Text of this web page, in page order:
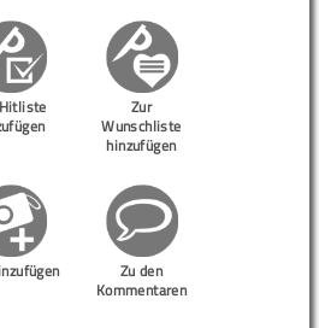
Zur
Wunschliste
hinzufügen
Zu den
Kommentaren